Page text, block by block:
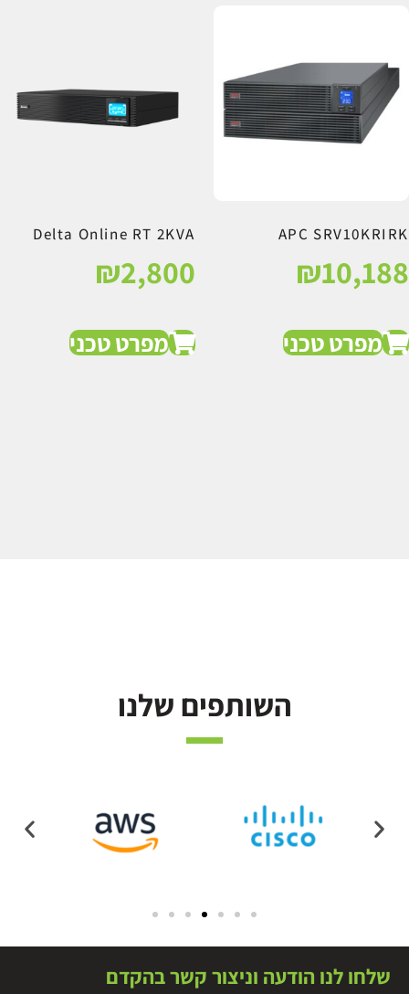
APC SRV10KRIRK
₪10,188
מפרט טכני
Delta Online RT 2KVA
₪2,800
מפרט טכני
השותפים שלנו
שלחו לנו הודעה וניצור קשר בהקדם